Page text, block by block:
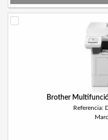
Brother
Referencia: